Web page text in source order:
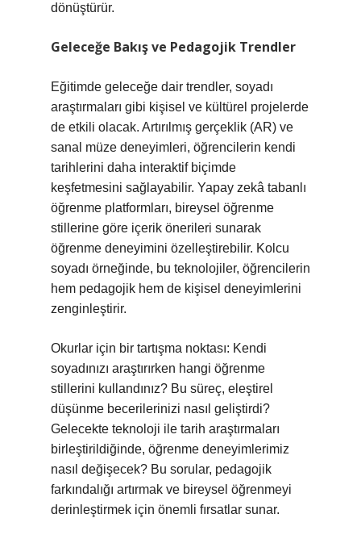
dönüştürür.
Geleceğe Bakış ve Pedagojik Trendler
Eğitimde geleceğe dair trendler, soyadı
araştırmaları gibi kişisel ve kültürel projelerde
de etkili olacak. Artırılmış gerçeklik (AR) ve
sanal müze deneyimleri, öğrencilerin kendi
tarihlerini daha interaktif biçimde
keşfetmesini sağlayabilir. Yapay zekâ tabanlı
öğrenme platformları, bireysel öğrenme
stillerine göre içerik önerileri sunarak
öğrenme deneyimini özelleştirebilir. Kolcu
soyadı örneğinde, bu teknolojiler, öğrencilerin
hem pedagojik hem de kişisel deneyimlerini
zenginleştirir.
Okurlar için bir tartışma noktası: Kendi
soyadınızı araştırırken hangi öğrenme
stillerini kullandınız? Bu süreç, eleştirel
düşünme becerilerinizi nasıl geliştirdi?
Gelecekte teknoloji ile tarih araştırmaları
birleştirildiğinde, öğrenme deneyimlerimiz
nasıl değişecek? Bu sorular, pedagojik
farkındalığı artırmak ve bireysel öğrenmeyi
derinleştirmek için önemli fırsatlar sunar.